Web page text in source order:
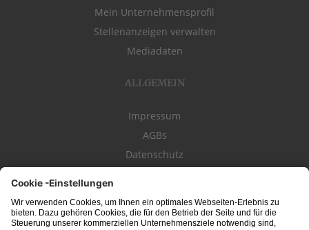
Mein Unternehmensprofil
Stellenanzeigen verwalten
Mediadaten
ALLGEMEIN
Impressum
AGBs
Datenschutz